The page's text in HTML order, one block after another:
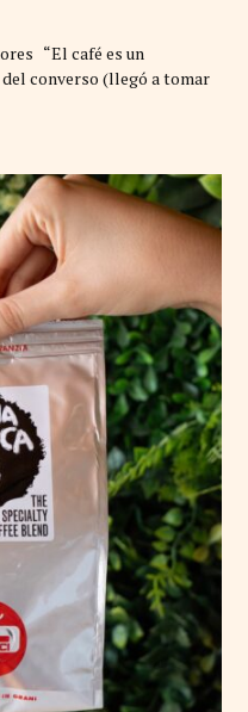
“El café es un
converso (llegó a tomar